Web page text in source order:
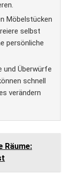
Möbelstücken
selbst
persönliche
und Überwürfe
schnell
verändern
Räume: